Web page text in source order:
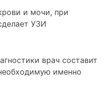
и мочи, при
УЗИ
врач составит
именно